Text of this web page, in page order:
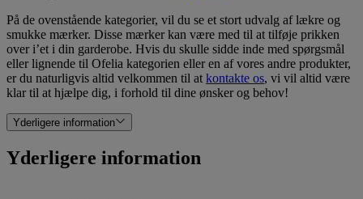
På de ovenstående kategorier, vil du se et stort udvalg af lækre og
smukke mærker. Disse mærker kan være med til at tilføje prikken
over i’et i din garderobe. Hvis du skulle sidde inde med spørgsmål
eller lignende til Ofelia kategorien eller en af vores andre produkter,
er du naturligvis altid velkommen til at kontakte os, vi vil altid være
klar til at hjælpe dig, i forhold til dine ønsker og behov!
Yderligere information
Yderligere information